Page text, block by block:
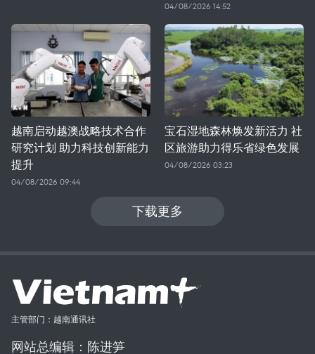
04/08/2026 14:52
越南启动越澳战略技术合作
研究计划 助力科技创新能力
提升
04/08/2026 09:44
宝石湿地森林焕发新活力 社
区旅游助力得乐省绿色发展
04/08/2026 03:23
下载更多
主管部门：越南通讯社
网站总编辑：陈进笋